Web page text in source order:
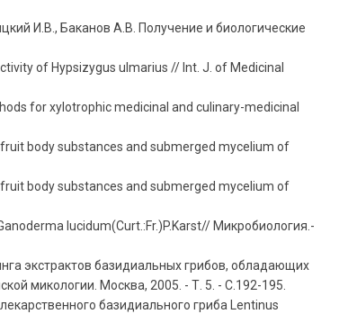
И.В., Баканов А.В. Получение и биологические
of Hypsizygus ulmarius // Int. J. of Medicinal
for xylotrophic medicinal and culinary-medicinal
fruit body substances and submerged mycelium of
fruit body substances and submerged mycelium of
lucidum(Curt.:Fr.)P.Karst// Микробиология.-
экстрактов базидиальных грибов, обладающих
микологии. Москва, 2005. - Т. 5. - С.192-195.
базидиального гриба Lentinus